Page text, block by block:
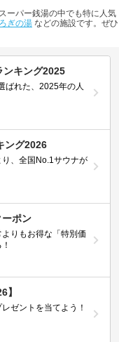
ーパー銭湯の中でも特に人気
ぎの湯 などの施設です。ぜひ
ンキング2025
ばれた、2025年の人
ング2026
、全国No.1サウナが
ポン
りもお得な「特別価
】
ゼントを当てよう！